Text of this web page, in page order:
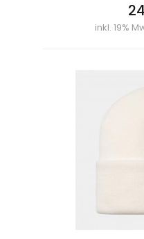
inkl. 19%